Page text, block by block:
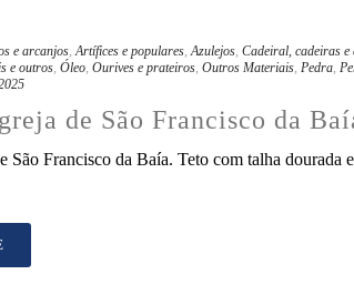
e arcanjos Artífices e populares Azulejos Cadeiral, cadeiras e
e outros Óleo Ourives e prateiros Outros Materiais Pedra
de São Francisco da
São Francisco da Baía. Teto com talha